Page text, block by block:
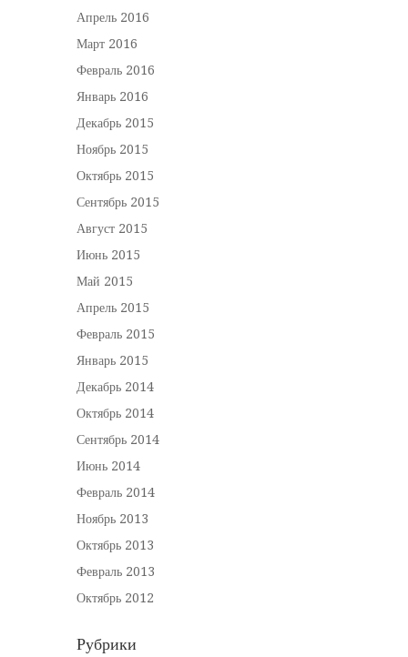
Апрель 2016
Март 2016
Февраль 2016
Январь 2016
Декабрь 2015
Ноябрь 2015
Октябрь 2015
Сентябрь 2015
Август 2015
Июнь 2015
Май 2015
Апрель 2015
Февраль 2015
Январь 2015
Декабрь 2014
Октябрь 2014
Сентябрь 2014
Июнь 2014
Февраль 2014
Ноябрь 2013
Октябрь 2013
Февраль 2013
Октябрь 2012
Рубрики